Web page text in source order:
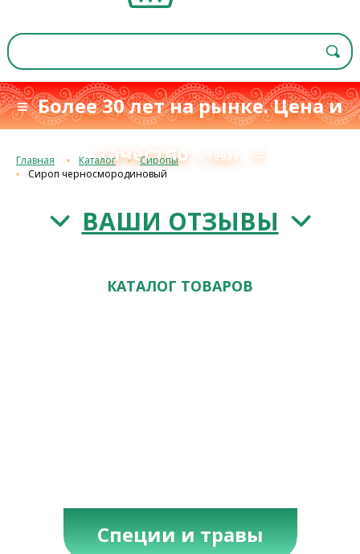
≡ Более 30 лет на рынке. Цена и
качество
с 1993 г. ≡
Главная Каталог
Сиропы
Сироп черносмородиновый
ВАШИ ОТЗЫВЫ
КАТАЛОГ ТОВАРОВ
Специи и травы